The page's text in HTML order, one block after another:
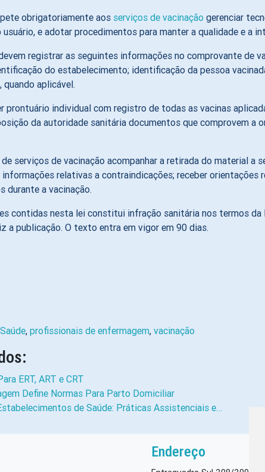
obrigatoriamente aos serviços de vacinação gerenciar
usuário, e adotar procedimentos para manter a qualidade e a
registrar as seguintes informações no comprovante de
do estabelecimento; identificação da pessoa
quando aplicável.
prontuário individual com registro de todas as vacinas
da autoridade sanitária documentos que comprovem
serviços de vacinação acompanhar a retirada do material a
relativas a contraindicações; receber
durante a vacinação.
contidas nesta lei constitui infração sanitária nos termos
a publicação. O texto entra em vigor em 90 dias.
, profissionais de enfermagem, vacinação
ERT, ART e CRT
Define Normas Para Parto Domiciliar
de Saúde: Práticas Assistenciais e…
Endereço